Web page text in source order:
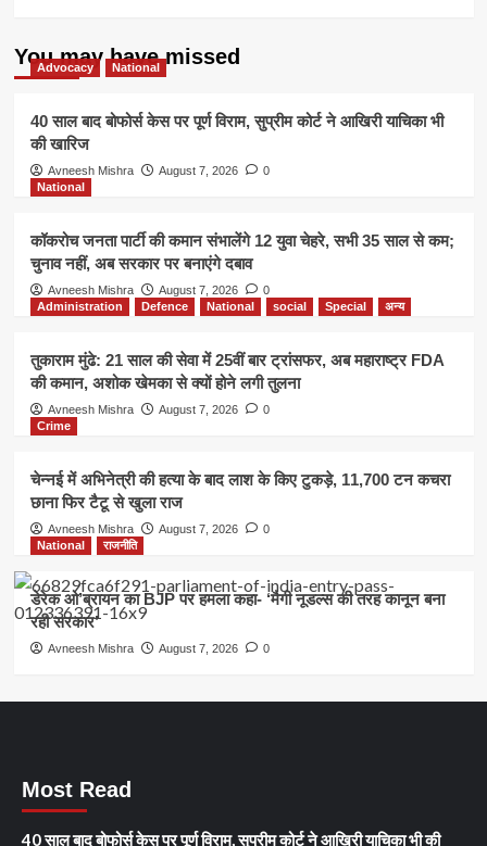
You may have missed
Advocacy National
40 साल बाद बोफोर्स केस पर पूर्ण विराम, सुप्रीम कोर्ट ने आखिरी याचिका भी
की खारिज
Avneesh Mishra August 7, 2026
0
National
कॉकरोच जनता पार्टी की कमान संभालेंगे 12 युवा चेहरे, सभी 35 साल से कम;
चुनाव नहीं, अब सरकार पर बनाएंगे दबाव
Avneesh Mishra August 7, 2026
0
Administration
Defence National social Special अन्य
तुकाराम मुंढे: 21 साल की सेवा में 25वीं बार ट्रांसफर, अब महाराष्ट्र FDA
की कमान, अशोक खेमका से क्यों होने लगी तुलना
Avneesh Mishra August 7, 2026
0
Crime
चेन्नई में अभिनेत्री की हत्या के बाद लाश के किए टुकड़े, 11,700 टन कचरा
छाना फिर टैटू से खुला राज
Avneesh Mishra August 7, 2026
0
National
राजनीति
डेरेक ओ’ब्रायन का BJP पर हमला कहा- ‘मैगी नूडल्स की तरह कानून बना
रही सरकार’
Avneesh Mishra August 7, 2026 0
Most Read
40 साल बाद बोफोर्स केस पर पूर्ण विराम, सुप्रीम कोर्ट ने आखिरी याचिका भी की